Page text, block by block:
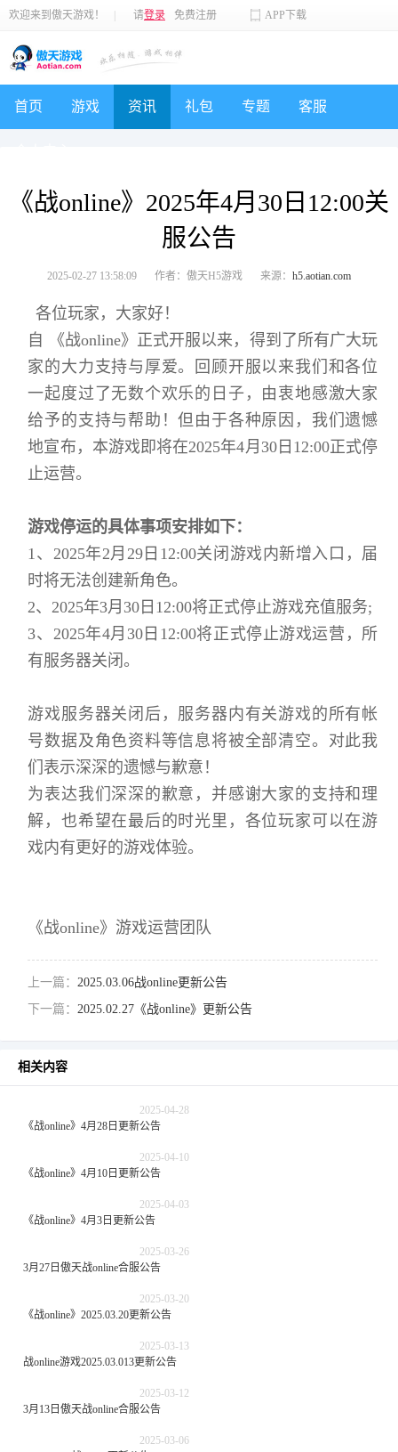
欢迎来到傲天游戏！ 请登录 免费注册 APP下载
首页 游戏 资讯 礼包 专题 客服
《战online》2025年4月30日12:00关
服公告
2025-02-27 13:58:09 作者：傲天H5游戏 来源： h5.aotian.com
各位玩家，大家好！
自 《战online》正式开服以来，得到了所有广大玩
家的大力支持与厚爱。回顾开服以来我们和各位
一起度过了无数个欢乐的日子，由衷地感激大家
给予的支持与帮助！但由于各种原因，我们遗憾
地宣布，本游戏即将在2025年4月30日12:00正式停
止运营。
游戏停运的具体事项安排如下：
1、2025年2月29日12:00关闭游戏内新增入口，届
时将无法创建新角色。
2、2025年3月30日12:00将正式停止游戏充值服务;
3、2025年4月30日12:00将正式停止游戏运营，所
有服务器关闭。
游戏服务器关闭后，服务器内有关游戏的所有帐
号数据及角色资料等信息将被全部清空。对此我
们表示深深的遗憾与歉意！
为表达我们深深的歉意，并感谢大家的支持和理
解，也希望在最后的时光里，各位玩家可以在游
戏内有更好的游戏体验。
《战online》游戏运营团队
上一篇：2025.03.06战online更新公告
下一篇：2025.02.27《战online》更新公告
相关内容
2025-04-28
《战online》4月28日更新公告
2025-04-10
《战online》4月10日更新公告
2025-04-03
《战online》4月3日更新公告
2025-03-26
3月27日傲天战online合服公告
2025-03-20
《战online》2025.03.20更新公告
2025-03-13
战online游戏2025.03.013更新公告
2025-03-12
3月13日傲天战online合服公告
2025-03-06